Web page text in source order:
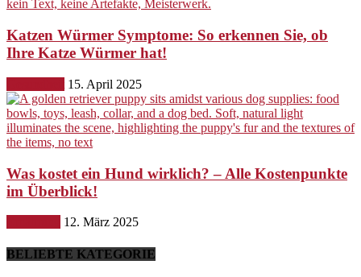
Katzen Würmer Symptome: So erkennen Sie, ob
Ihre Katze Würmer hat!
15. April 2025
Was kostet ein Hund wirklich? – Alle Kostenpunkte
im Überblick!
12. März 2025
BELIEBTE KATEGORIE